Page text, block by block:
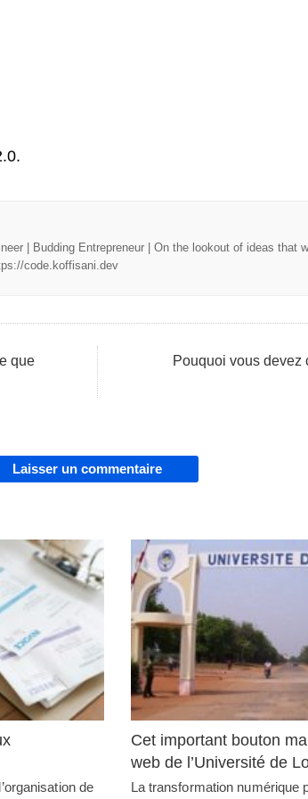
| Budding Entrepreneur | On the lookout of ideas that
code.koffisani.dev
Pouquoi vous devez
que
Laisser un commentaire
de
Cet important bouton
web de l’Université de
La transformation numérique